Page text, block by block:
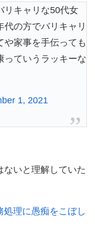
リキャリな50代女
の方でバリキャリ
や家事を手伝っても
っていうラッキーな
1, 2021
ないと理解していた
理に愚痴をこぼし